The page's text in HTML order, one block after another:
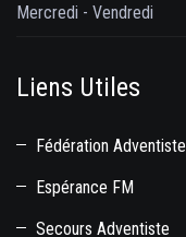
Mercredi - Vendredi
Liens Utiles
Fédération Adventiste
Espérance FM
Secours Adventiste